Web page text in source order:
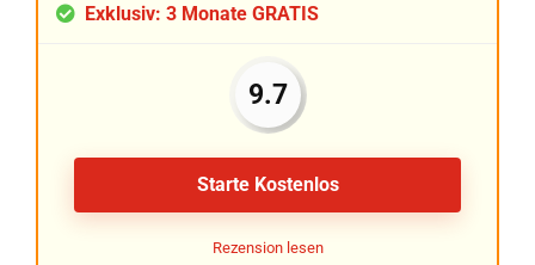
Exklusiv: 3 Monate GRATIS
9.7
Starte Kostenlos
Rezension lesen